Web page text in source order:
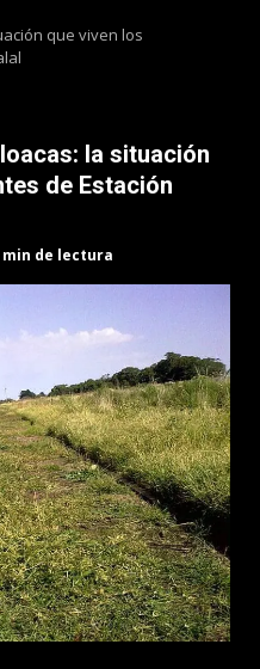
que viven los
la situación
de Estación
min de lectura